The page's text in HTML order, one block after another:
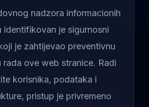
nadzora informacionih
identifikovan je sigurnosni
je zahtijevao preventivnu
rada ove web stranice. Radi
korisnika, podataka i
pristup je privremeno